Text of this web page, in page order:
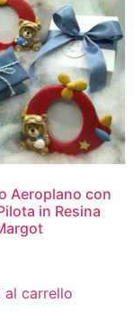
Aeroplano con
in Resina
al carrello